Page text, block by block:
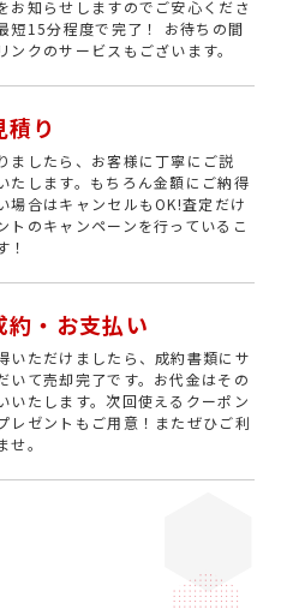
お知らせしますのでご安心くださ
短15分程度で完了！ お待ちの間
ンクのサービスもございます。
積り
ましたら、お客様に丁寧にご説
たします。もちろん金額にご納得
場合はキャンセルもOK!査定だけ
トのキャンペーンを行っているこ
！
約・お支払い
いただけましたら、成約書類にサ
いて売却完了です。お代金はその
いたします。次回使えるクーポン
レゼントもご用意！またぜひご利
せ。